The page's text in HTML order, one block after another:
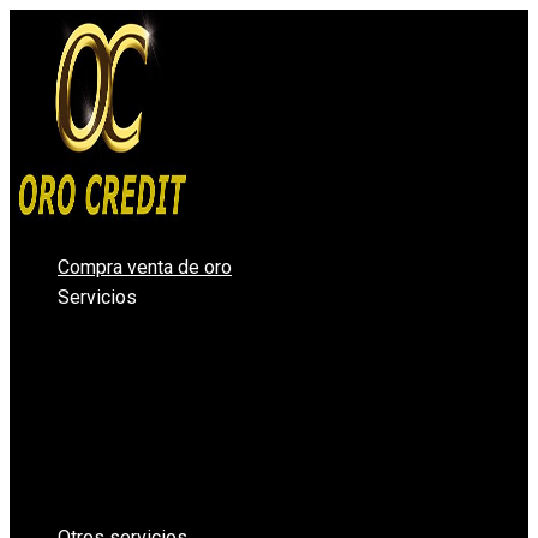
contenido
Compra venta de oro
Servicios